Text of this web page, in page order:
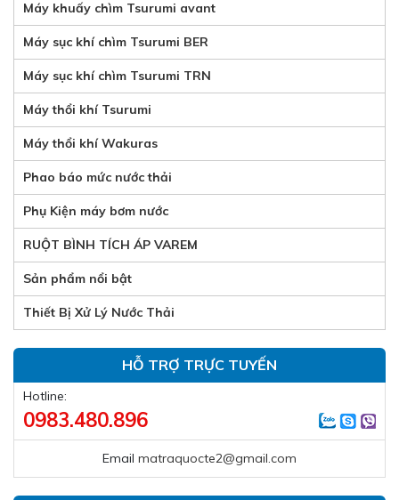
Máy khuấy chìm Tsurumi avant
Máy sục khí chìm Tsurumi BER
Máy sục khí chìm Tsurumi TRN
Máy thổi khí Tsurumi
Máy thổi khí Wakuras
Phao báo mức nước thải
Phụ Kiện máy bơm nước
RUỘT BÌNH TÍCH ÁP VAREM
Sản phẩm nổi bật
Thiết Bị Xử Lý Nước Thải
HỖ TRỢ TRỰC TUYẾN
Hotline:
0983.480.896
Email matraquocte2@gmail.com